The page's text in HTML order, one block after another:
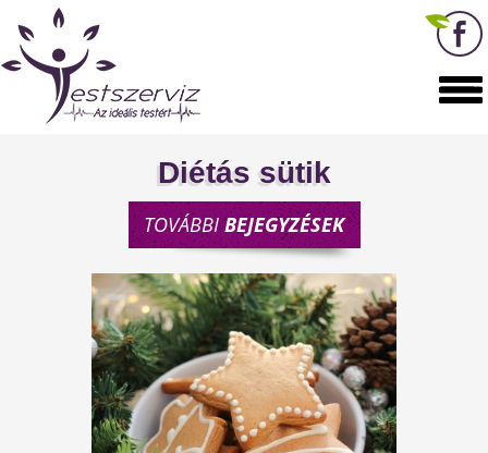
Diétás sütik
TOVÁBBIBEJEGYZÉSEK